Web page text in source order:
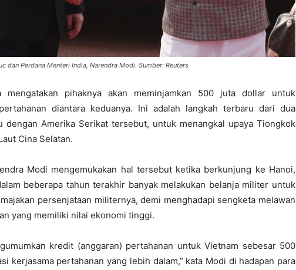
dan Perdana Menteri India, Narendra Modi. Sumber: Reuters
mengatakan pihaknya akan meminjamkan 500 juta dollar untuk
diantara keduanya. Ini adalah langkah terbaru dari dua
dengan Amerika Serikat tersebut, untuk menangkal upaya Tiongkok
Cina Selatan.
Modi mengemukakan hal tersebut ketika berkunjung ke Hanoi,
beberapa tahun terakhir banyak melakukan belanja militer untuk
persenjataan militernya, demi menghadapi sengketa melawan
yang memiliki nilai ekonomi tinggi.
kredit (anggaran) pertahanan untuk Vietnam sebesar 500
kerjasama pertahanan yang lebih dalam,” kata Modi di hadapan para